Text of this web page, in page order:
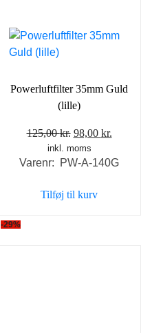
Powerluftfilter 35mm Guld
(lille)
125,00kr. Den
oprindelige
pris
125,00 kr..
98,00 kr.
pris
inkl. moms
Varenr: PW-A-140G
Tilføj til kurv
-29%